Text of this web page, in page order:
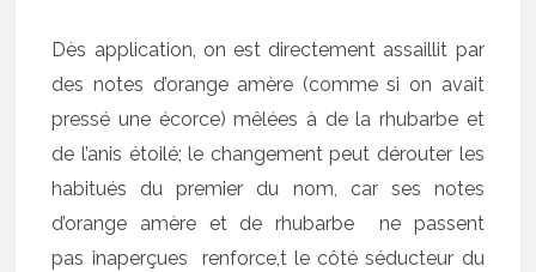
Dès application, on est directement assaillit par
des notes d’orange amère (comme si on avait
pressé une écorce) mêlées à de la rhubarbe et
de l’anis étoilé; le changement peut dérouter les
habitués du premier du nom, car ses notes
d’orange amère et de rhubarbe ne passent
pas inaperçues renforce,t le côté séducteur du